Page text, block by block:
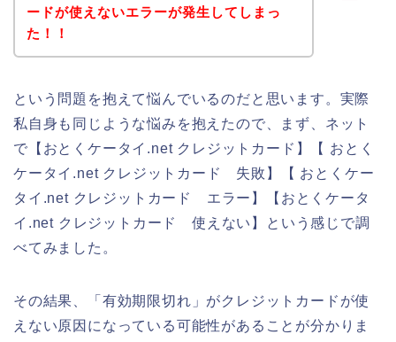
ードが使えないエラーが発生してしまっ
た！！
という問題を抱えて悩んでいるのだと思います。実際
私自身も同じような悩みを抱えたので、まず、ネット
で【おとくケータイ.net クレジットカード】【 おとく
ケータイ.net クレジットカード 失敗】【 おとくケー
タイ.net クレジットカード エラー】【おとくケータ
イ.net クレジットカード 使えない】という感じで調
べてみました。
その結果、「有効期限切れ」がクレジットカードが使
えない原因になっている可能性があることが分かりま